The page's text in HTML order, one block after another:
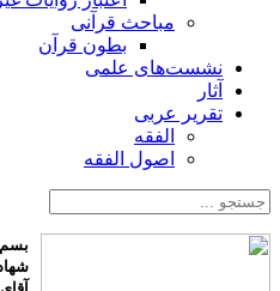
مباحث قرآنی
بطون قرآن
نشست‌های علمی
آثار
تقریر عربی
الفقه
اصول الفقه
بسم